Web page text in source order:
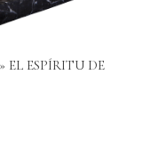
EL ESPÍRITU DE